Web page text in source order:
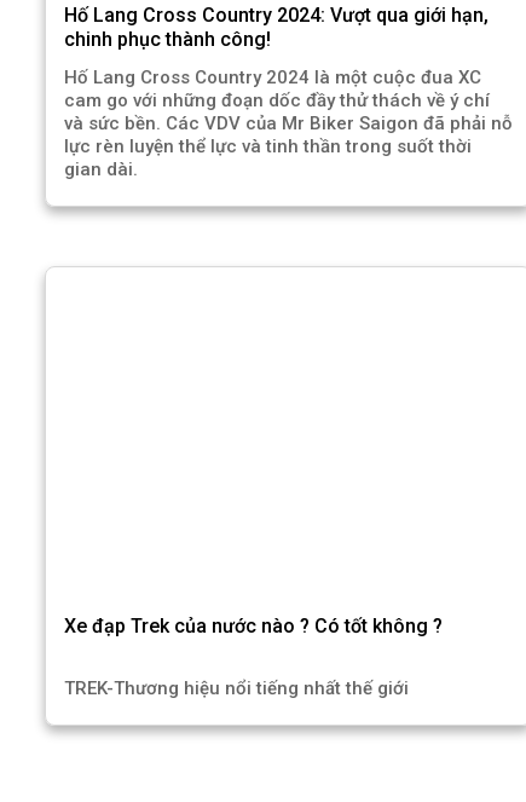
Hố Lang Cross Country 2024: Vượt qua giới hạn,
chinh phục thành công!
Hố Lang Cross Country 2024 là một cuộc đua XC
cam go với những đoạn dốc đầy thử thách về ý chí
và sức bền. Các VDV của Mr Biker Saigon đã phải nỗ
lực rèn luyện thể lực và tinh thần trong suốt thời
gian dài.
Xe đạp Trek của nước nào ? Có tốt không ?
TREK-Thương hiệu nổi tiếng nhất thế giới